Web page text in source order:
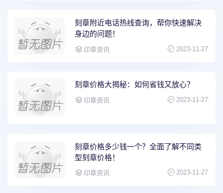
刻章附近电话热线查询，帮你快速解决
身边的问题！
印章资讯 2023-11-27
刻章价格大揭秘：如何省钱又放心？
印章资讯 2023-11-27
刻章价格多少钱一个？全面了解不同类
型刻章价格！
印章资讯 2023-11-27